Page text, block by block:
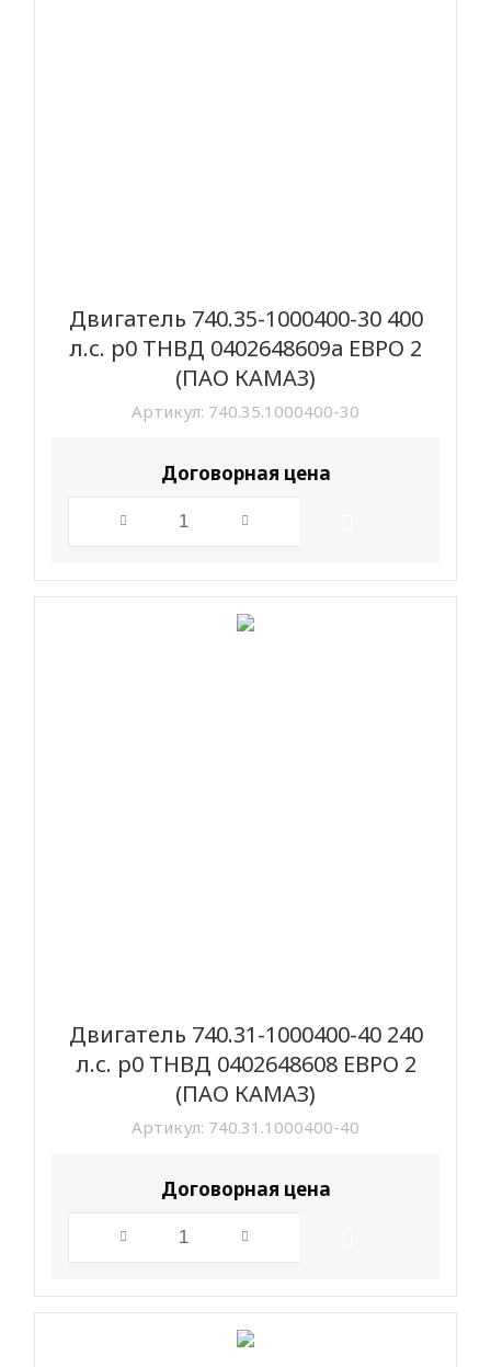
Двигатель 740.35-1000400-30 400
л.с. р0 ТНВД 0402648609а ЕВРО 2
(ПАО КАМАЗ)
Артикул: 740.35.1000400-30
Договорная цена
Двигатель 740.31-1000400-40 240
л.с. р0 ТНВД 0402648608 ЕВРО 2
(ПАО КАМАЗ)
Артикул: 740.31.1000400-40
Договорная цена